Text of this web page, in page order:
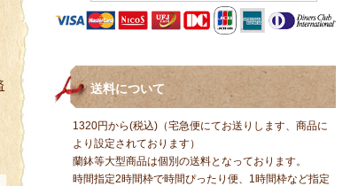
送料について
1320円から(税込)（宅急便にてお送りします、商品に
より設定されております）
蘭鉢等大型商品は個別の送料となっております。
時間指定2時間枠で時間ぴったり便、1時間枠など指定